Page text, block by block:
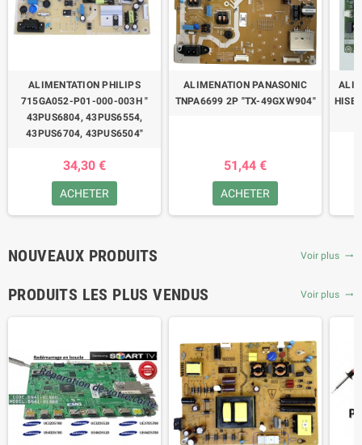
ALIMENTATION PHILIPS
715GA052-P01-000-003H "
43PUS6804, 43PUS6554,
43PUS6704, 43PUS6504"
34,30 €
ACHETER
ALIMENATION PANASONIC
TNPA6699 2P "TX-49GXW904"
51,44 €
ACHETER
NOUVEAUX PRODUITS Voir plus trending_flat
PRODUITS LES PLUS VENDUS Voir plus trending_flat